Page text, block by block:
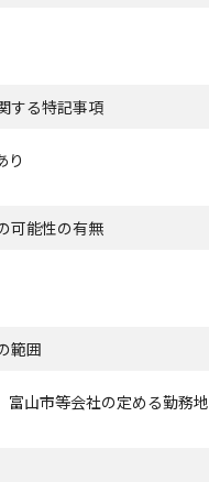
する特記事項
り
可能性の有無
範囲
富山市等会社の定める勤務地